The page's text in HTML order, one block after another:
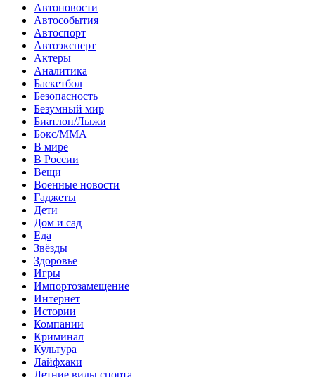
Автоновости
Автособытия
Автоспорт
Автоэксперт
Актеры
Аналитика
Баскетбол
Безопасность
Безумный мир
Биатлон/Лыжи
Бокс/MMA
В мире
В России
Вещи
Военные новости
Гаджеты
Дети
Дом и сад
Еда
Звёзды
Здоровье
Игры
Импортозамещение
Интернет
Истории
Компании
Криминал
Культура
Лайфхаки
Летние виды спорта